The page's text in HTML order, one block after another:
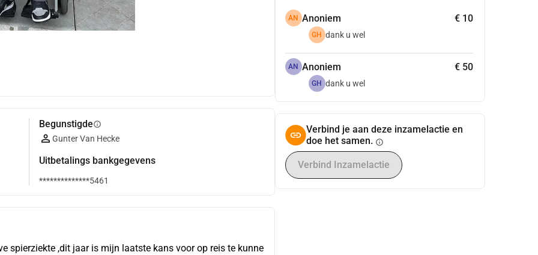
Begunstigdeinfo
Gunter Van Hecke
Uitbetalings bankgegevens
**************5461
spierziekte ,dit jaar is mijn laatste kans voor op reis te kunne
AN Anoniem € 10
GH dank u wel
AN Anoniem € 50
GH dank u wel
Verbind je aan deze inzamelactie en
doe het samen. info
Verbind Inzamelactie